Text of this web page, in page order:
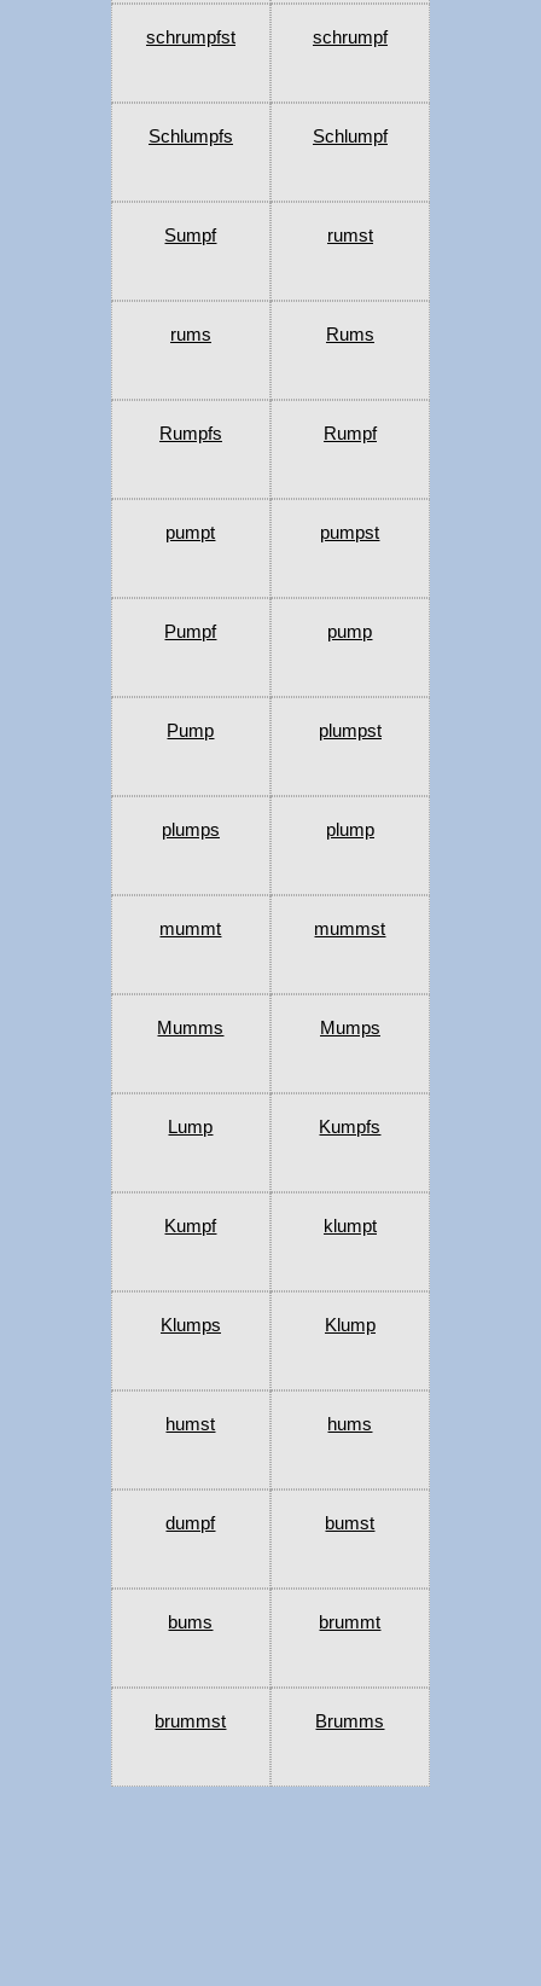
schrumpfst schrumpf
Schlumpfs Schlumpf
Sumpf rumst
rums Rums
Rumpfs Rumpf
pumpt pumpst
Pumpf pump
Pump plumpst
plumps plump
mummt mummst
Mumms Mumps
Lump Kumpfs
Kumpf klumpt
Klumps Klump
humst hums
dumpf bumst
bums brummt
brummst Brumms